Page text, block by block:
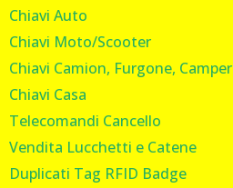
Chiavi Auto
Chiavi Moto/Scooter
Chiavi Camion, Furgone, Camper
Chiavi Casa
Telecomandi Cancello
Vendita Lucchetti e Catene
Duplicati Tag RFID Badge